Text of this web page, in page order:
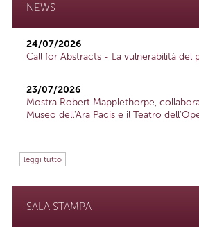
NEWS
24/07/2026
Call for Abstracts - La vulnerabilità del
23/07/2026
Mostra Robert Mapplethorpe,
Museo dell'Ara Pacis e il Teatro
leggi tutto
SALA STAMPA